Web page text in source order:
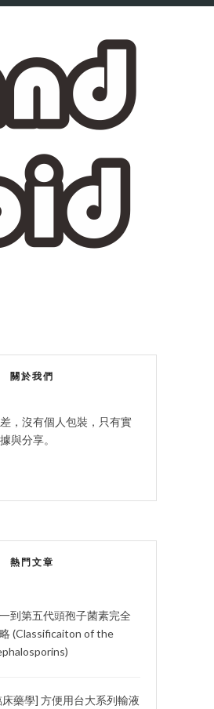
關於我們
，沒有個人包裝，只有實
與分享。
熱門文章
到第五代頭孢子菌素完全
(Classificaiton of the
藥學] 方便用台大系列輸液